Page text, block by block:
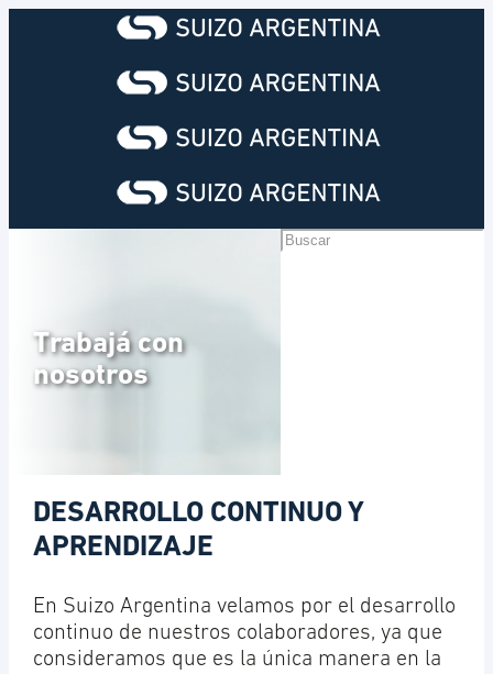
Trabajá con
nosotros
DESARROLLO CONTINUO Y
APRENDIZAJE
En Suizo Argentina velamos por el desarrollo
continuo de nuestros colaboradores, ya que
consideramos que es la única manera en la